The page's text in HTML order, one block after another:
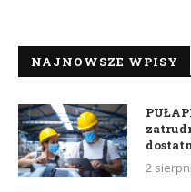
NAJNOWSZE WPISY
2